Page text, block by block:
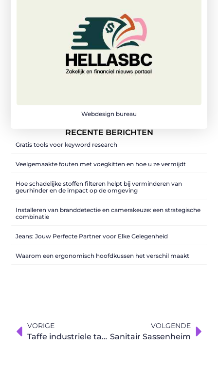
Webdesign bureau
RECENTE BERICHTEN
Gratis tools voor keyword research
Veelgemaakte fouten met voegkitten en hoe u ze vermijdt
Hoe schadelijke stoffen filteren helpt bij verminderen van
geurhinder en de impact op de omgeving
Installeren van branddetectie en camerakeuze: een strategische
combinatie
Jeans: Jouw Perfecte Partner voor Elke Gelegenheid
Waarom een ergonomisch hoofdkussen het verschil maakt
VORIGE
Taffe industriele tafels, Robuuste tafels, eiken tafels, industriele eettafel
VOLGENDE
Sanitair Sassenheim